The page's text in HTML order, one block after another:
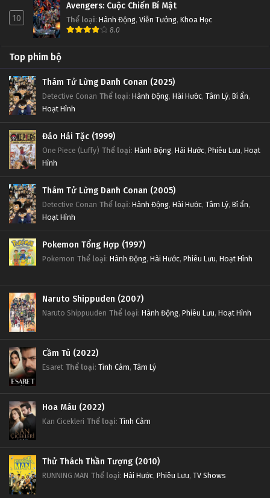
10
Avengers: Cuộc Chiến Bí Mật
Thể loại: Hành Động, Viễn Tưởng, Khoa Học
8.0
Top phim bộ
Thám Tử Lừng Danh Conan (2025)
Detective Conan Thể loại: Hành Động, Hài Hước, Tâm Lý, Bí ẩn,
Hoạt Hình
Đảo Hải Tặc (1999)
One Piece (Luffy) Thể loại: Hành Động, Hài Hước, Phiêu Lưu, Hoạt
Hình
Thám Tử Lừng Danh Conan (2005)
Detective Conan Thể loại: Hành Động, Hài Hước, Tâm Lý, Bí ẩn,
Hoạt Hình
Pokemon Tổng Hợp (1997)
Pokemon Thể loại: Hành Động, Hài Hước, Phiêu Lưu, Hoạt Hình
Naruto Shippuden (2007)
Naruto Shippuuden Thể loại: Hành Động, Phiêu Lưu, Hoạt Hình
Cầm Tù (2022)
Esaret Thể loại: Tình Cảm, Tâm Lý
Hoa Máu (2022)
Kan Cicekleri Thể loại: Tình Cảm
Thử Thách Thần Tượng (2010)
RUNNING MAN Thể loại: Hài Hước, Phiêu Lưu, TV Shows